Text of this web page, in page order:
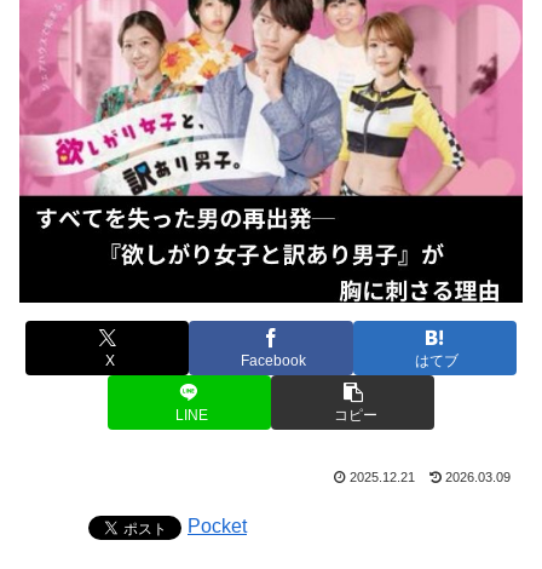
X Facebook はてブ
LINE コピー
2025.12.21 2026.03.09
Pocket